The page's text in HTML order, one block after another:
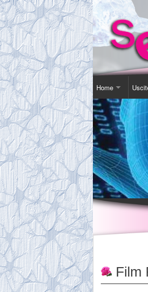
Home
Contatti
Chi Siamo
Comitato
Tassa Sociale
Statuto
Gita
Altro
Film